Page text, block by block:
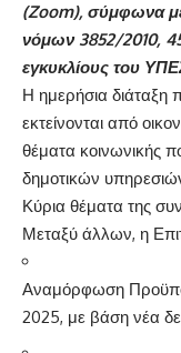
(Zoom), σύμφωνα
νόμων 3852/2010,
εγκυκλίους του
Η ημερήσια διάταξη
εκτείνονται από
θέματα κοινωνικής
δημοτικών
Κύρια θέματα της
Μεταξύ άλλων, η
Αναμόρφωση
2025, με βάση νέα